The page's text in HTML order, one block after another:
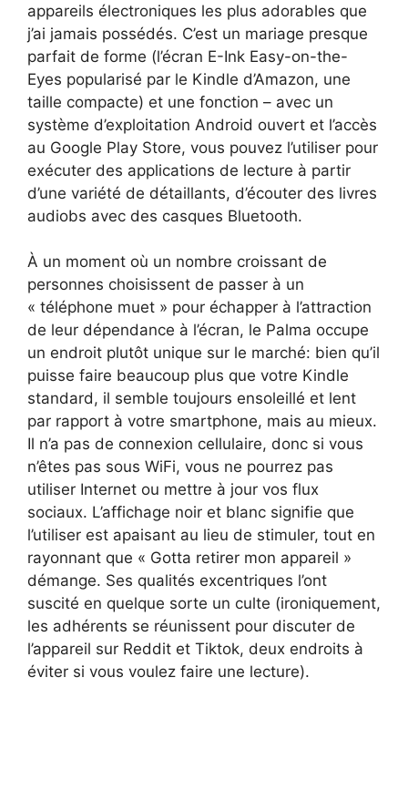
appareils électroniques les plus adorables que
j’ai jamais possédés. C’est un mariage presque
parfait de forme (l’écran E-Ink Easy-on-the-
Eyes popularisé par le Kindle d’Amazon, une
taille compacte) et une fonction – avec un
système d’exploitation Android ouvert et l’accès
au Google Play Store, vous pouvez l’utiliser pour
exécuter des applications de lecture à partir
d’une variété de détaillants, d’écouter des livres
audiobs avec des casques Bluetooth.
À un moment où un nombre croissant de
personnes choisissent de passer à un
« téléphone muet » pour échapper à l’attraction
de leur dépendance à l’écran, le Palma occupe
un endroit plutôt unique sur le marché: bien qu’il
puisse faire beaucoup plus que votre Kindle
standard, il semble toujours ensoleillé et lent
par rapport à votre smartphone, mais au mieux.
Il n’a pas de connexion cellulaire, donc si vous
n’êtes pas sous WiFi, vous ne pourrez pas
utiliser Internet ou mettre à jour vos flux
sociaux. L’affichage noir et blanc signifie que
l’utiliser est apaisant au lieu de stimuler, tout en
rayonnant que « Gotta retirer mon appareil »
démange. Ses qualités excentriques l’ont
suscité en quelque sorte un culte (ironiquement,
les adhérents se réunissent pour discuter de
l’appareil sur Reddit et Tiktok, deux endroits à
éviter si vous voulez faire une lecture).